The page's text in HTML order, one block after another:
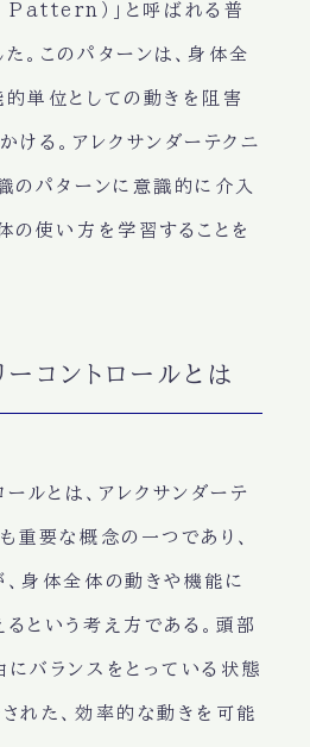
）」と呼ばれる普
。このパターンは、身体全
単位としての動きを阻害
ける。アレクサンダーテクニ
のパターンに意識的に介入
の使い方を学習することを
コントロールとは
ールとは、アレクサンダーテ
重要な概念の一つであり、
身体全体の動きや機能に
という考え方である。頭部
バランスをとっている状態
れた、効率的な動きを可能